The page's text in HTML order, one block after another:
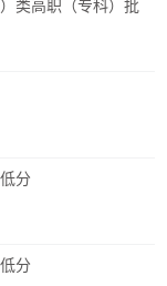
类高职（专科）批
分
分